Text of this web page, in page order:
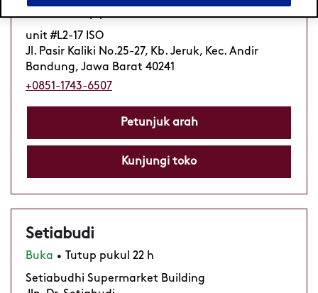
unit #L2-17 ISO
Jl. Pasir Kaliki No.25-27, Kb. Jeruk, Kec. Andir
Bandung, Jawa Barat 40241
+0851-1743-6507
Petunjuk arah
Kunjungi toko
Setiabudi
Buka • Tutup pukul 22 h
Setiabudhi Supermarket Building